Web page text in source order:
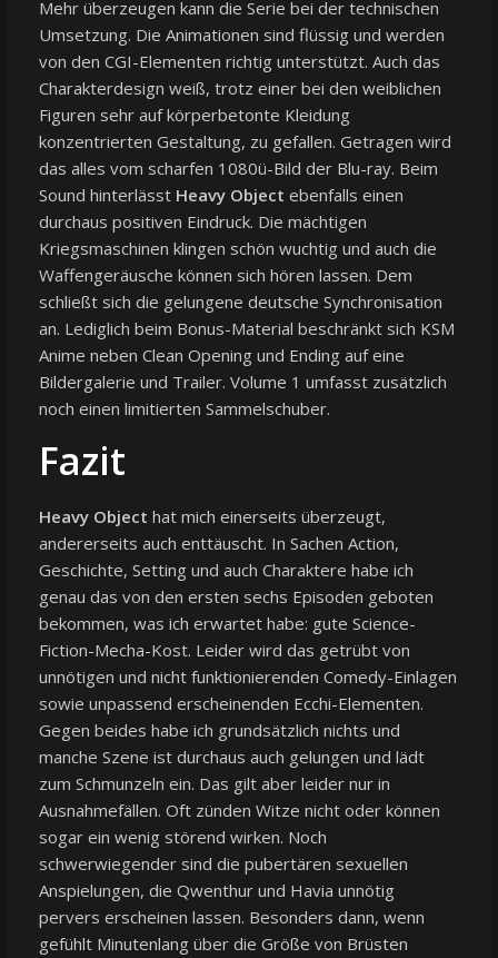
Mehr überzeugen kann die Serie bei der technischen
Umsetzung. Die Animationen sind flüssig und werden
von den CGI-Elementen richtig unterstützt. Auch das
Charakterdesign weiß, trotz einer bei den weiblichen
Figuren sehr auf körperbetonte Kleidung
konzentrierten Gestaltung, zu gefallen. Getragen wird
das alles vom scharfen 1080ü-Bild der Blu-ray. Beim
Sound hinterlässt Heavy Object ebenfalls einen
durchaus positiven Eindruck. Die mächtigen
Kriegsmaschinen klingen schön wuchtig und auch die
Waffengeräusche können sich hören lassen. Dem
schließt sich die gelungene deutsche Synchronisation
an. Lediglich beim Bonus-Material beschränkt sich KSM
Anime neben Clean Opening und Ending auf eine
Bildergalerie und Trailer. Volume 1 umfasst zusätzlich
noch einen limitierten Sammelschuber.
Fazit
Heavy Object hat mich einerseits überzeugt,
andererseits auch enttäuscht. In Sachen Action,
Geschichte, Setting und auch Charaktere habe ich
genau das von den ersten sechs Episoden geboten
bekommen, was ich erwartet habe: gute Science-
Fiction-Mecha-Kost. Leider wird das getrübt von
unnötigen und nicht funktionierenden Comedy-Einlagen
sowie unpassend erscheinenden Ecchi-Elementen.
Gegen beides habe ich grundsätzlich nichts und
manche Szene ist durchaus auch gelungen und lädt
zum Schmunzeln ein. Das gilt aber leider nur in
Ausnahmefällen. Oft zünden Witze nicht oder können
sogar ein wenig störend wirken. Noch
schwerwiegender sind die pubertären sexuellen
Anspielungen, die Qwenthur und Havia unnötig
pervers erscheinen lassen. Besonders dann, wenn
gefühlt Minutenlang über die Größe von Brüsten